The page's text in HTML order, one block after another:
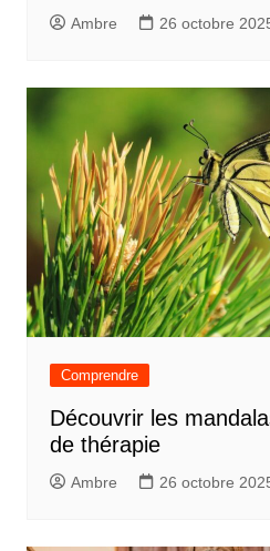
Ambre 26 octobre
Comprendre
Découvrir les
de thérapie
Ambre 26 octobre